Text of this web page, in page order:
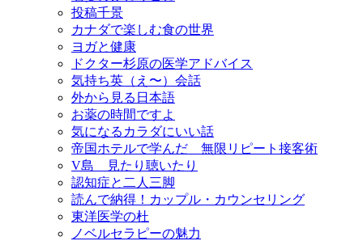
投稿千景
カナダで楽しむ食の世界
ヨガと健康
ドクター杉原の医学アドバイス
気持ち英（え〜）会話
外から見る日本語
お薬の時間ですよ
気になるカラダにいい話
帝国ホテルで学んだ 無限リピート接客術
V島 見たり聴いたり
認知症と二人三脚
読んで納得！カップル・カウンセリング
東洋医学の杜
ノベルセラピーの魅力